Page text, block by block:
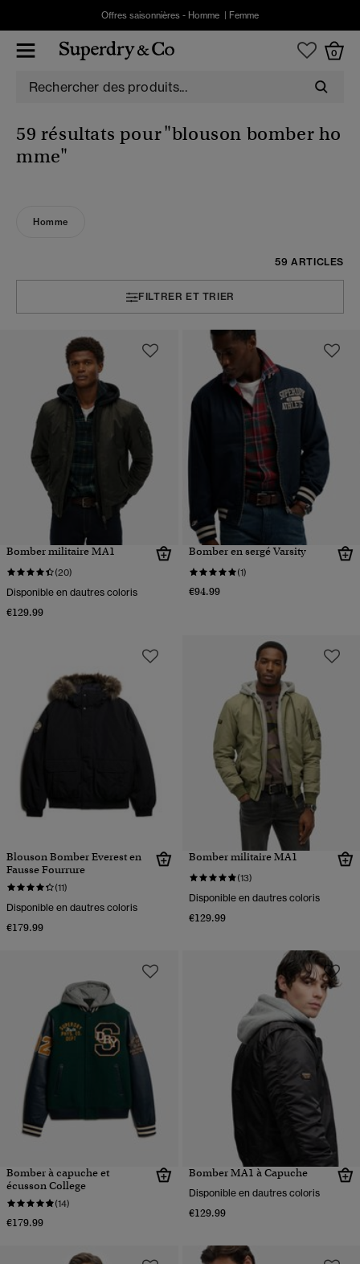
Offres saisonnières - Homme Femme
0
59 résultats pour"blouson bomber ho
mme"
Homme
59 ARTICLES
FILTRER ET TRIER
Bomber militaire MA1
(20)
Disponible en dautres coloris
€129.99
Bomber en sergé Varsity
(1)
€94.99
Blouson Bomber Everest en
Fausse Fourrure
(11)
Disponible en dautres coloris
€179.99
Bomber militaire MA1
(13)
Disponible en dautres coloris
€129.99
Bomber à capuche et
écusson College
(14)
€179.99
Bomber MA1 à Capuche
Disponible en dautres coloris
€129.99